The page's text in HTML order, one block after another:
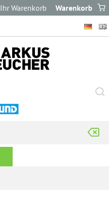
Warenkorb
Ihr Warenkorb